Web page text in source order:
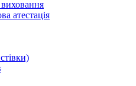
атестація